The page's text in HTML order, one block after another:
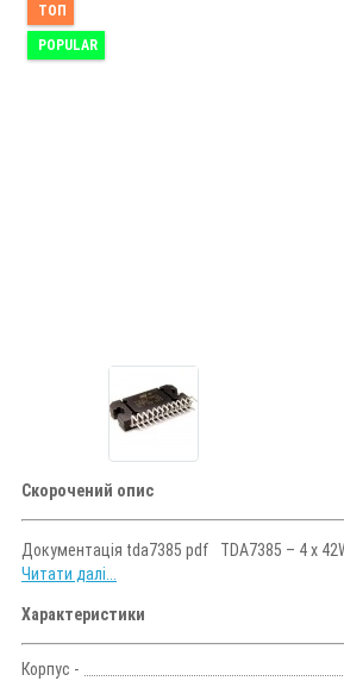
ТОП
POPULAR
Скорочений опис
Документація tda7385 pdf TDA7385 – 4 x
Читати далі...
Характеристики
Корпус -